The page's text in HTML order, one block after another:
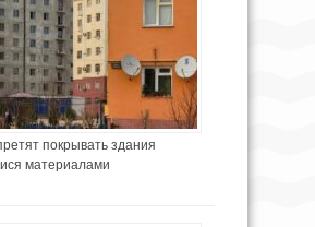
покрывать здания
материалами